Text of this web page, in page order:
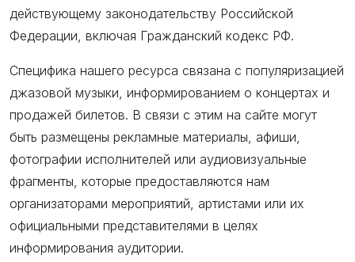
действующему законодательству Российской
Федерации, включая Гражданский кодекс РФ.
Специфика нашего ресурса связана с популяризацией
джазовой музыки, информированием о концертах и
продажей билетов. В связи с этим на сайте могут
быть размещены рекламные материалы, афиши,
фотографии исполнителей или аудиовизуальные
фрагменты, которые предоставляются нам
организаторами мероприятий, артистами или их
официальными представителями в целях
информирования аудитории.